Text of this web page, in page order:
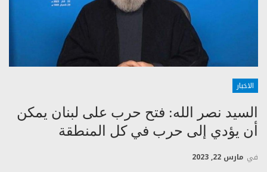
الاخبار
السيد نصر الله: فتح حرب على لبنان يمكن
أن يؤدي إلى حرب في كل المنطقة
في مارس 22, 2023